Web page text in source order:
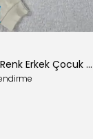
Dinozor Desen Krem Renk Erkek Çocuk Pijama Takım